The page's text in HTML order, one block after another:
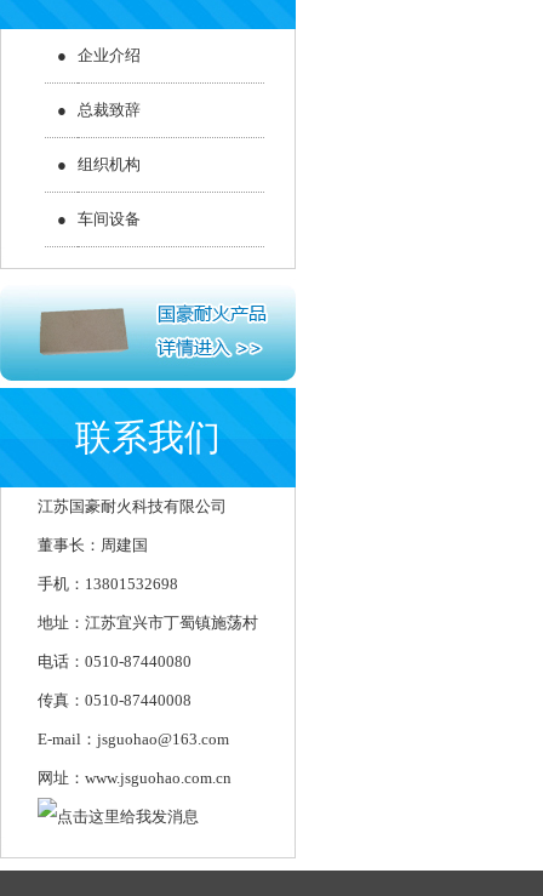
● 企业介绍
● 总裁致辞
● 组织机构
● 车间设备
联系我们
江苏国豪耐火科技有限公司
董事长：周建国
手机：13801532698
地址：江苏宜兴市丁蜀镇施荡村
电话：0510-87440080
传真：0510-87440008
E-mail：jsguohao@163.com
网址：www.jsguohao.com.cn